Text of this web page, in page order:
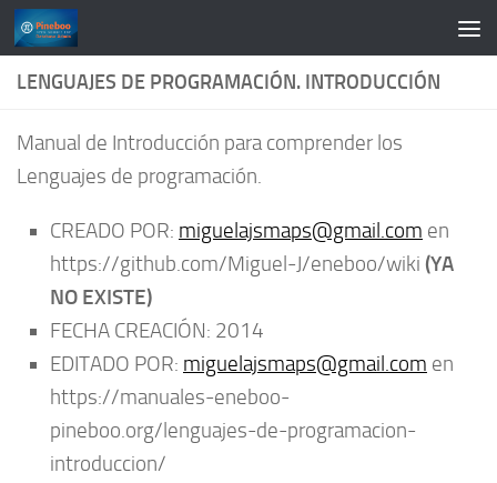
Saltar al contenido
LENGUAJES DE PROGRAMACIÓN. INTRODUCCIÓN
Manual de Introducción para comprender los
Lenguajes de programación.
CREADO POR: miguelajsmaps@gmail.com en
https://github.com/Miguel-J/eneboo/wiki (YA
NO EXISTE)
FECHA CREACIÓN: 2014
EDITADO POR: miguelajsmaps@gmail.com en
https://manuales-eneboo-
pineboo.org/lenguajes-de-programacion-
introduccion/